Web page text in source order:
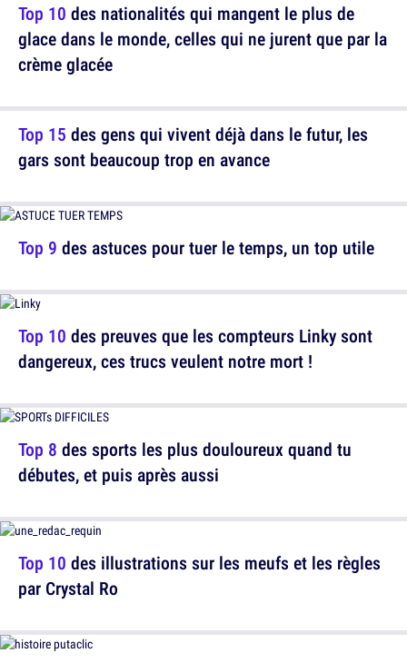
Top 10 des nationalités qui mangent le plus de
glace dans le monde, celles qui ne jurent que par la
crème glacée
Top 9 des astuces pour tuer le temps, un top utile
Top 8 des sports les plus douloureux quand tu
débutes, et puis après aussi
Top 15 des gens qui vivent déjà dans le futur, les
gars sont beaucoup trop en avance
Top 10 des preuves que les compteurs Linky sont
dangereux, ces trucs veulent notre mort !
Top 10 des illustrations sur les meufs et les règles
par Crystal Ro